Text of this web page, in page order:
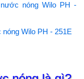
nóng Wilo PH -
Wilo PH - 251E